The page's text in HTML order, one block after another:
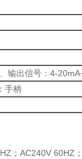
输出信号：4-
手柄
；AC240V 60HZ